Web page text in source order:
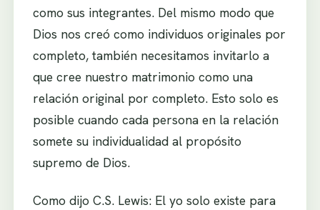
como sus integrantes. Del mismo modo que
Dios nos creó como individuos originales por
completo, también necesitamos invitarlo a
que cree nuestro matrimonio como una
relación original por completo. Esto solo es
posible cuando cada persona en la relación
somete su individualidad al propósito
supremo de Dios.
Como dijo C.S. Lewis: El yo solo existe para